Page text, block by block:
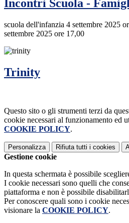
Incontri Scuola -
scuola dell'infanzia 4 settembre 2025
settembre 2025 ore 17,00
Trinity
Questo sito o gli strumenti terzi da
cookie necessari al funzionamento ed
COOKIE POLICY.
Personalizza Rifiuta tutti i cookies
Gestione cookie
In questa schermata è possibile
I cookie necessari sono quelli che
piattaforma e non è possibile
Per conoscere quali sono i cookie
visionare la COOKIE POLICY.